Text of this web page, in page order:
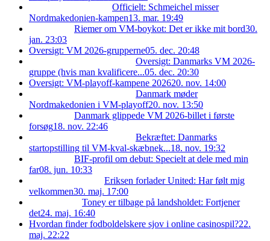
Officielt: Schmeichel misser
Nordmakedonien-kampen13. mar. 19:49
Riemer om VM-boykot: Det er ikke mit bord30.
jan. 23:03
Oversigt: VM 2026-grupperne05. dec. 20:48
Oversigt: Danmarks VM 2026-
gruppe (hvis man kvalificere...05. dec. 20:30
Oversigt: VM-playoff-kampene 202620. nov. 14:00
Danmark møder
Nordmakedonien i VM-playoff20. nov. 13:50
Danmark glippede VM 2026-billet i første
forsøg18. nov. 22:46
Bekræftet: Danmarks
startopstilling til VM-kval-skæbnek...18. nov. 19:32
BIF-profil om debut: Specielt at dele med min
far08. jun. 10:33
Eriksen forlader United: Har følt mig
velkommen30. maj. 17:00
Toney er tilbage på landsholdet: Fortjener
det24. maj. 16:40
Hvordan finder fodboldelskere sjov i online casinospil?22.
maj. 22:22